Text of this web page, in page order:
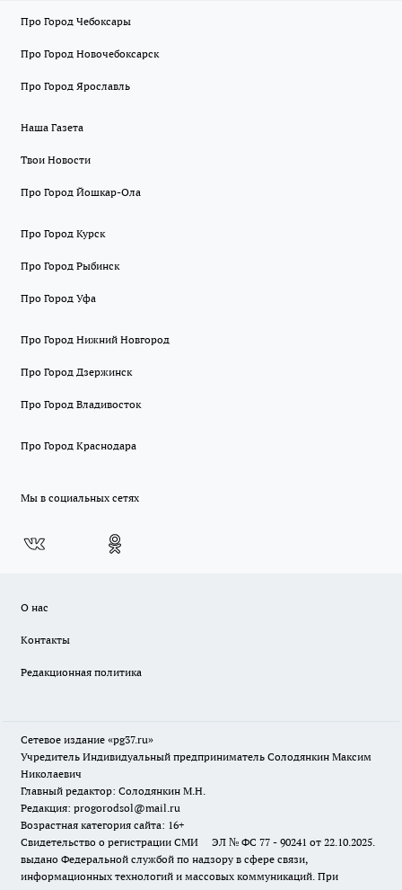
Про Город Чебоксары
Про Город Новочебоксарск
Про Город Ярославль
Наша Газета
Твои Новости
Про Город Йошкар-Ола
Про Город Курск
Про Город Рыбинск
Про Город Уфа
Про Город Нижний Новгород
Про Город Дзержинск
Про Город Владивосток
Про Город Краснодара
Мы в социальных сетях
О нас
Контакты
Редакционная политика
Сетевое издание «pg37.ru»
Учредитель Индивидуальный предприниматель Солодянкин Максим
Николаевич
Главный редактор: Солодянкин М.Н.
Редакция: progorodsol@mail.ru
Возрастная категория сайта: 16+
Свидетельство о регистрации СМИ ЭЛ № ФС 77 - 90241 от 22.10.2025.
выдано Федеральной службой по надзору в сфере связи,
информационных технологий и массовых коммуникаций. При